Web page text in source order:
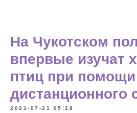
На Чукотском
впервые изучат
птиц при помощи
дистанционного
2021-07-21 05:28